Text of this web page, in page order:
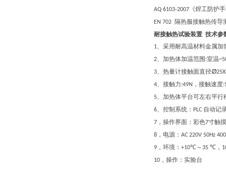
AQ 6103-2007 《焊工防护
EN 702 隔热服接触热传导
耐接触热试验装置 技术参
1、采用耐高温材料金属加
2、加热体加温范围 :室温
3、热量计接触面直径∅2
4、接触力:49N ，接触速度
5、加热体平台可左右平
6、 控制系统： PLC 自动记
7 ，操作界面：彩色7寸触
8 ， 电源： AC 220V 50Hz
9 ， 环境： +10℃～35 ℃ ，
10 ， 操作：实验台